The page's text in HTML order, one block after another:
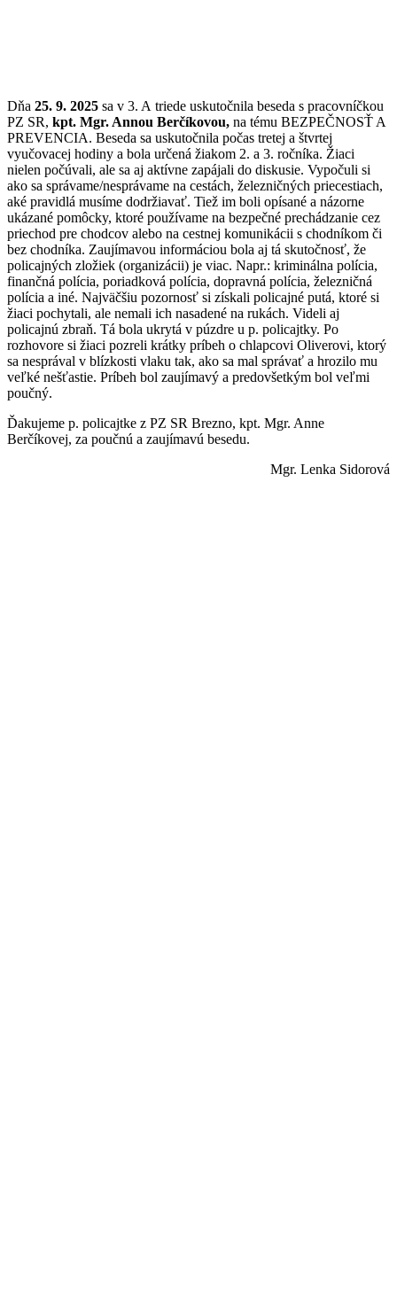
Dňa 25. 9. 2025 sa v 3. A triede uskutočnila beseda s pracovníčkou
PZ SR, kpt. Mgr. Annou Berčíkovou, na tému BEZPEČNOSŤ A
PREVENCIA. Beseda sa uskutočnila počas tretej a štvrtej
vyučovacej hodiny a bola určená žiakom 2. a 3. ročníka. Žiaci
nielen počúvali, ale sa aj aktívne zapájali do diskusie. Vypočuli si
ako sa správame/nesprávame na cestách, železničných priecestiach,
aké pravidlá musíme dodržiavať. Tiež im boli opísané a názorne
ukázané pomôcky, ktoré používame na bezpečné prechádzanie cez
priechod pre chodcov alebo na cestnej komunikácii s chodníkom či
bez chodníka. Zaujímavou informáciou bola aj tá skutočnosť, že
policajných zložiek (organizácii) je viac. Napr.: kriminálna polícia,
finančná polícia, poriadková polícia, dopravná polícia, železničná
polícia a iné. Najväčšiu pozornosť si získali policajné putá, ktoré si
žiaci pochytali, ale nemali ich nasadené na rukách. Videli aj
policajnú zbraň. Tá bola ukrytá v púzdre u p. policajtky. Po
rozhovore si žiaci pozreli krátky príbeh o chlapcovi Oliverovi, ktorý
sa nesprával v blízkosti vlaku tak, ako sa mal správať a hrozilo mu
veľké nešťastie. Príbeh bol zaujímavý a predovšetkým bol veľmi
poučný.
Ďakujeme p. policajtke z PZ SR Brezno, kpt. Mgr. Anne
Berčíkovej, za poučnú a zaujímavú besedu.
Mgr. Lenka Sidorová